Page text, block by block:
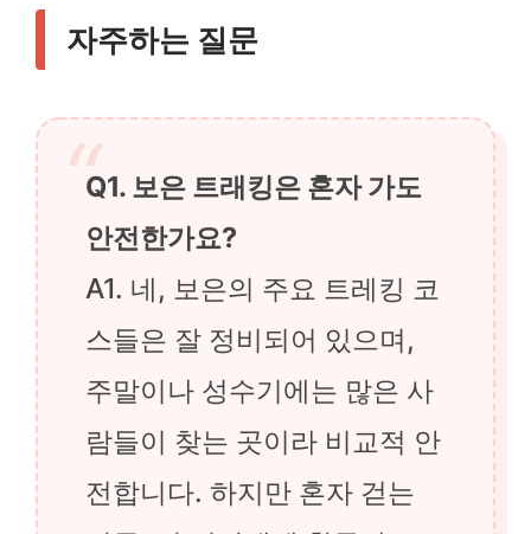
자주하는 질문
Q1. 보은 트래킹은 혼자 가도
안전한가요?
A1. 네, 보은의 주요 트레킹 코
스들은 잘 정비되어 있으며,
주말이나 성수기에는 많은 사
람들이 찾는 곳이라 비교적 안
전합니다. 하지만 혼자 걷는